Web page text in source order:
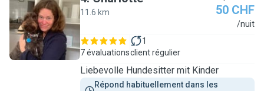
C
11.6 km 50 CHF
/nuit
7 évaluations
1
client régulier
Liebevolle Hundesitter mit Kinder
Répond habituellement dans les